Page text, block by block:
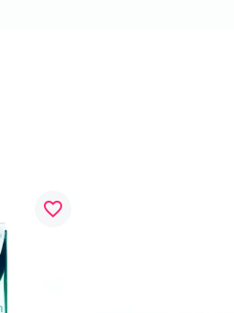
favorite_border